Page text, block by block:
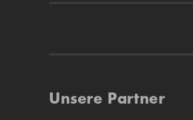
Unsere Partner